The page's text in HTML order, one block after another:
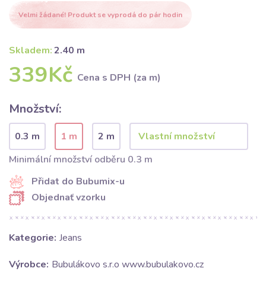
Velmi žádané! Produkt se vyprodá do pár hodin
Skladem:2.40 m
339Kč Cena s DPH (za m)
Množství:
0.3 m 1 m
2 m
Minimální množství odběru 0.3 m
Přidat do Bubumix-u
Objednať vzorku
Kategorie: Jeans
Výrobce: Bubulákovo s.r.o www.bubulakovo.cz